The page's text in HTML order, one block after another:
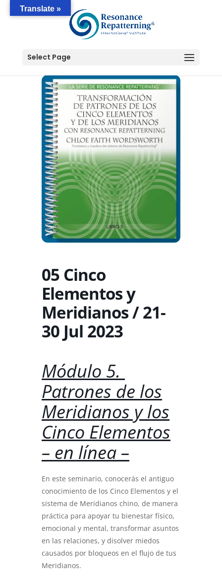
Select Page
05 Cinco
Elementos y
Meridianos / 21-
30 Jul 2023
Módulo 5.
Patrones de los
Meridianos y los
Cinco Elementos
– en línea –
En este seminario, conocerás el antiguo
conocimiento de los Cinco Elementos y el
sistema de Meridianos chino, de manera
práctica para apoyar tu bienestar físico,
emocional y mental, transformar asuntos
en las relaciones, y disolver miedos
causados por bloqueos en el flujo de tus
Meridianos.
Translate »